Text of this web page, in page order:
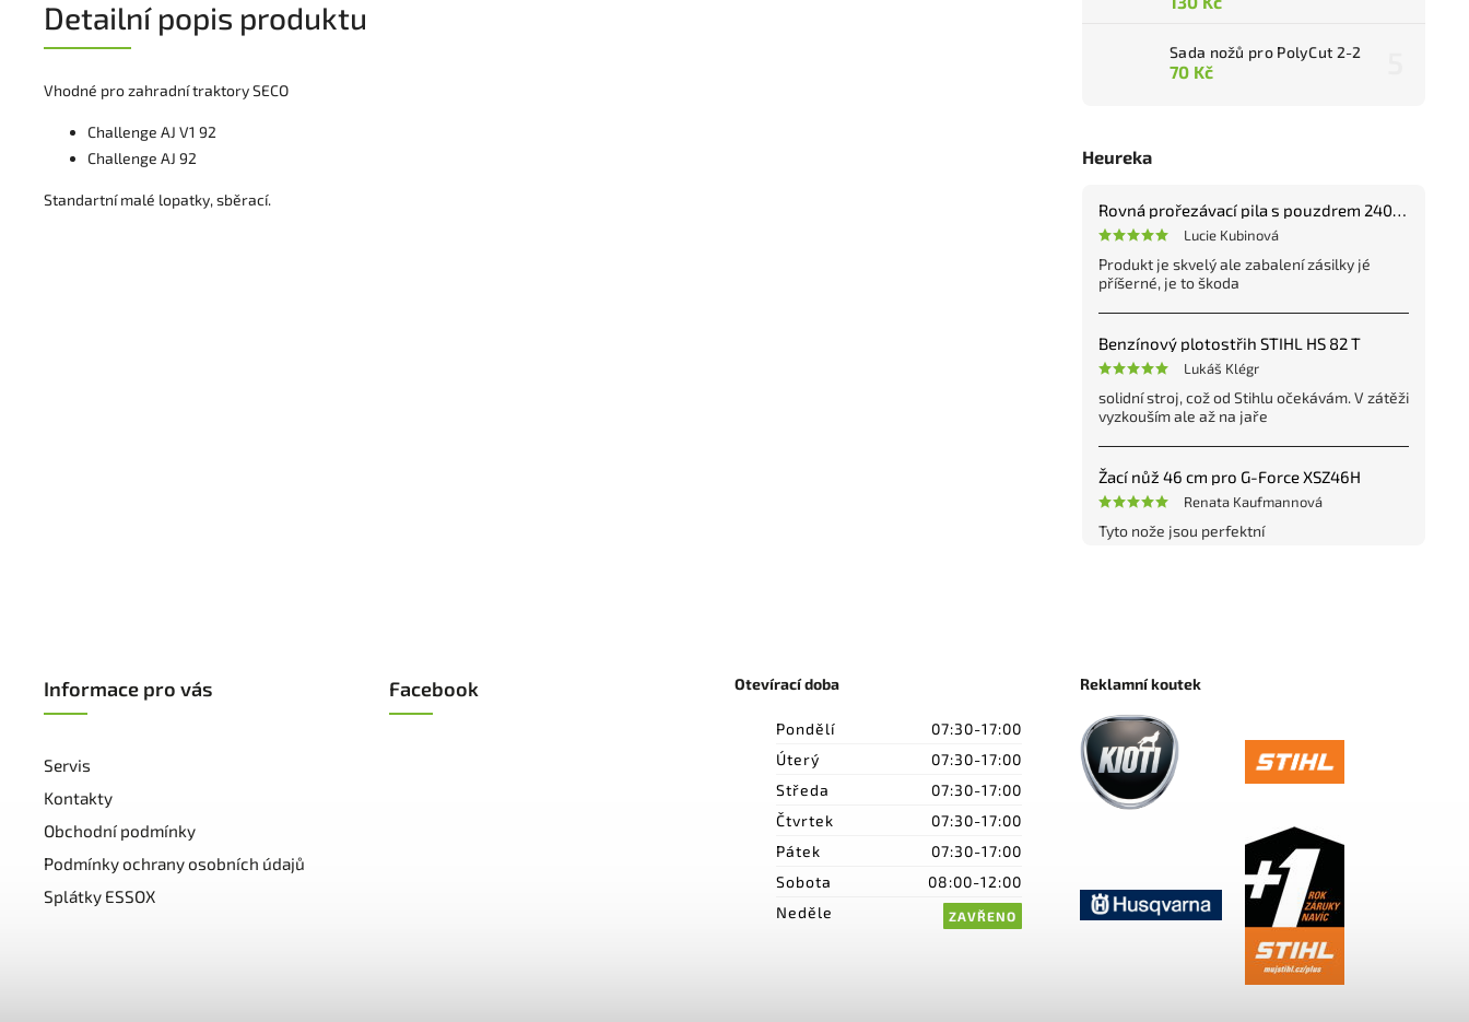
Sada nožů pro PolyCut 2-2
70 Kč
Heureka
Rovná prořezávací pila s pouzdrem 240 mm
Lucie Kubinová
Produkt je skvelý ale zabalení zásilky jé
příšerné, je to škoda
Benzínový plotostřih STIHL HS 82 T
Lukáš Klégr
solidní stroj, což od Stihlu očekávám. V zátěži
vyzkouším ale až na jaře
Žací nůž 46 cm pro G-Force XSZ46H
Renata Kaufmannová
Tyto nože jsou perfektní
Detailní popis produktu
Vhodné pro zahradní traktory SECO
Challenge AJ V1 92
Challenge AJ 92
Standartní malé lopatky, sběrací.
Informace pro vás
Servis
Kontakty
Obchodní podmínky
Podmínky ochrany osobních údajů
Splátky ESSOX
Facebook Otevírací doba
Pondělí
07:30-17:00
Úterý
07:30-17:00
Středa
07:30-17:00
Čtvrtek
07:30-17:00
Pátek
07:30-17:00
Sobota
08:00-12:00
Neděle
ZAVŘENO
Reklamní koutek